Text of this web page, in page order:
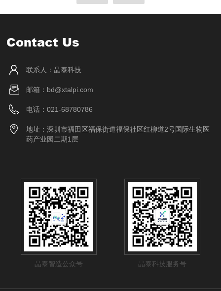
Contact Us
联系人：晶泰科技
邮箱：bd@xtalpi.com
电话：021-68780786
地址：深圳市福田区福保街道福保社区红柳道2号国际生物医
药产业园二期1层
晶泰科技服务号
晶泰智造公众号